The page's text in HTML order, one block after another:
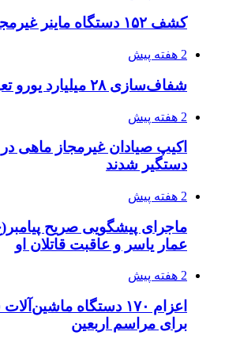
کشف ۱۵۲ دستگاه ماینر غیرمجاز در لرستان
2 هفته پیش
شفاف‌سازی ۲۸ میلیارد یورو تعهدات ارزی
2 هفته پیش
اکیپ صیادان غیرمجاز ماهی
دستگیر شدند
2 هفته پیش
ماجرای پیشگویی صریح
عمار یاسر و عاقبت قاتلان او
2 هفته پیش
اعزام ۱۷۰ دستگاه
برای مراسم اربعین